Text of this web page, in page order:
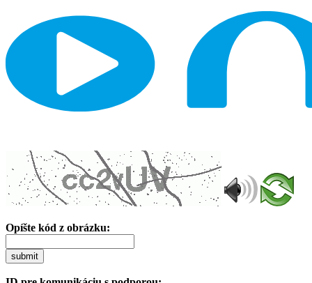
Opíšte kód z obrázku:
submit